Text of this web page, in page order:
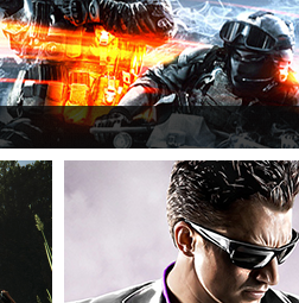
Battlefield 3 utolsó, End Game